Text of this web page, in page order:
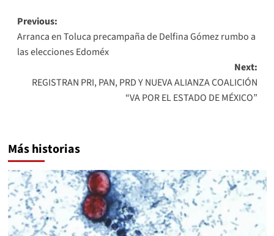
Post
navigation
Previous:
Arranca en Toluca precampaña de Delfina Gómez rumbo a
las elecciones Edoméx
Next:
REGISTRAN PRI, PAN, PRD Y NUEVA ALIANZA COALICIÓN
“VA POR EL ESTADO DE MÉXICO”
Más historias